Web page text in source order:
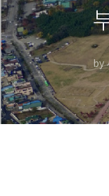
by